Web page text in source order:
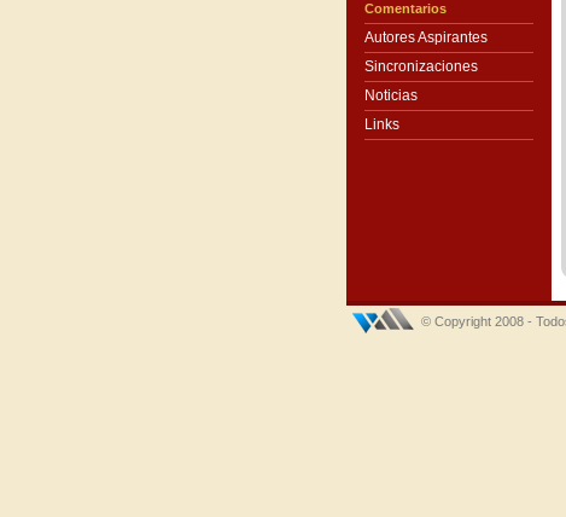
Comentarios
Autores Aspirantes
Sincronizaciones
Noticias
Links
© Copyright 2008 -